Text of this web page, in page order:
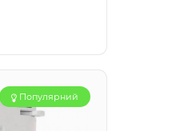
Популярний